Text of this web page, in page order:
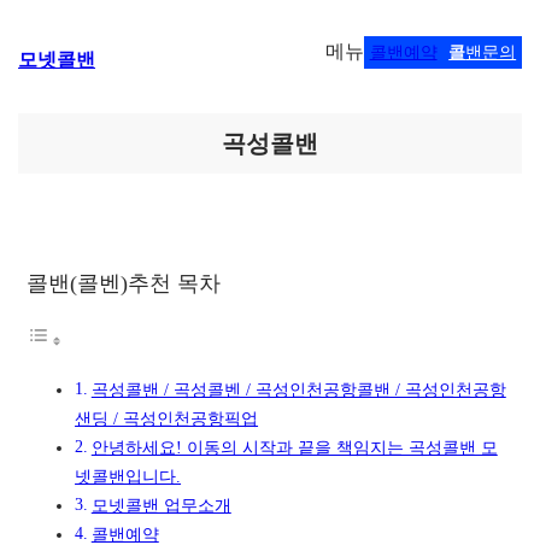
텐
모넷콜밴 메뉴 콜밴예약 콜밴문의
곡성콜밴
콜밴(콜벤)추천 목차
곡성콜밴 / 곡성콜벤 / 곡성인천공항콜밴 / 곡성인천공항
샌딩 / 곡성인천공항픽업
안녕하세요! 이동의 시작과 끝을 책임지는 곡성콜밴 모
넷콜밴입니다.
모넷콜밴 업무소개
콜밴예약